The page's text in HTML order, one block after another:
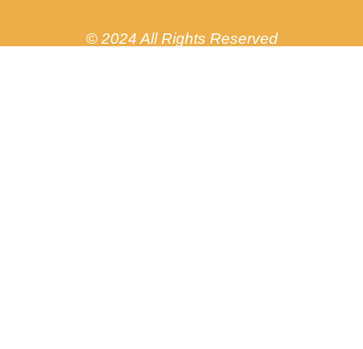
© 2024 All Rights Reserved